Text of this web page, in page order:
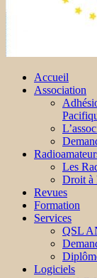
Accueil
Association
Les
Droit à
Revues
Formation
Services
QSL
Logiciels